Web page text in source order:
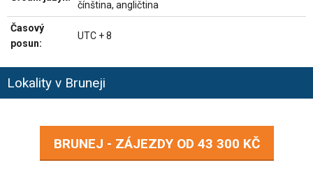
čínština, angličtina
Časový
posun:
UTC + 8
Lokality v Bruneji
BRUNEJ - ZÁJEZDY OD 43 300 KČ